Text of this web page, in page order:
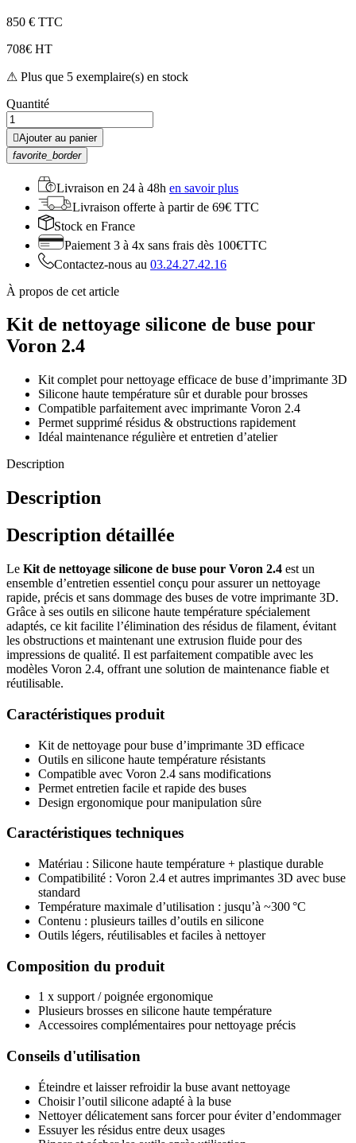
850 € TTC
708€ HT
⚠ Plus que 5 exemplaire(s) en stock
Quantité
Ajouter au panier
favorite_border
Livraison en 24 à 48h en savoir plus
Livraison offerte à partir de 69€ TTC
Stock en France
Paiement 3 à 4x sans frais dès 100€TTC
Contactez-nous au 03.24.27.42.16
À propos de cet article
Kit de nettoyage silicone de buse pour
Voron 2.4
Kit complet pour nettoyage efficace de buse d’imprimante 3D
Silicone haute température sûr et durable pour brosses
Compatible parfaitement avec imprimante Voron 2.4
Permet supprimé résidus & obstructions rapidement
Idéal maintenance régulière et entretien d’atelier
Description
Description
Description détaillée
Le Kit de nettoyage silicone de buse pour Voron 2.4 est un
ensemble d’entretien essentiel conçu pour assurer un nettoyage
rapide, précis et sans dommage des buses de votre imprimante 3D.
Grâce à ses outils en silicone haute température spécialement
adaptés, ce kit facilite l’élimination des résidus de filament, évitant
les obstructions et maintenant une extrusion fluide pour des
impressions de qualité. Il est parfaitement compatible avec les
modèles Voron 2.4, offrant une solution de maintenance fiable et
réutilisable.
Caractéristiques produit
Kit de nettoyage pour buse d’imprimante 3D efficace
Outils en silicone haute température résistants
Compatible avec Voron 2.4 sans modifications
Permet entretien facile et rapide des buses
Design ergonomique pour manipulation sûre
Caractéristiques techniques
Matériau : Silicone haute température + plastique durable
Compatibilité : Voron 2.4 et autres imprimantes 3D avec buse
standard
Température maximale d’utilisation : jusqu’à ~300 °C
Contenu : plusieurs tailles d’outils en silicone
Outils légers, réutilisables et faciles à nettoyer
Composition du produit
1 x support / poignée ergonomique
Plusieurs brosses en silicone haute température
Accessoires complémentaires pour nettoyage précis
Conseils d'utilisation
Éteindre et laisser refroidir la buse avant nettoyage
Choisir l’outil silicone adapté à la buse
Nettoyer délicatement sans forcer pour éviter d’endommager
Essuyer les résidus entre deux usages